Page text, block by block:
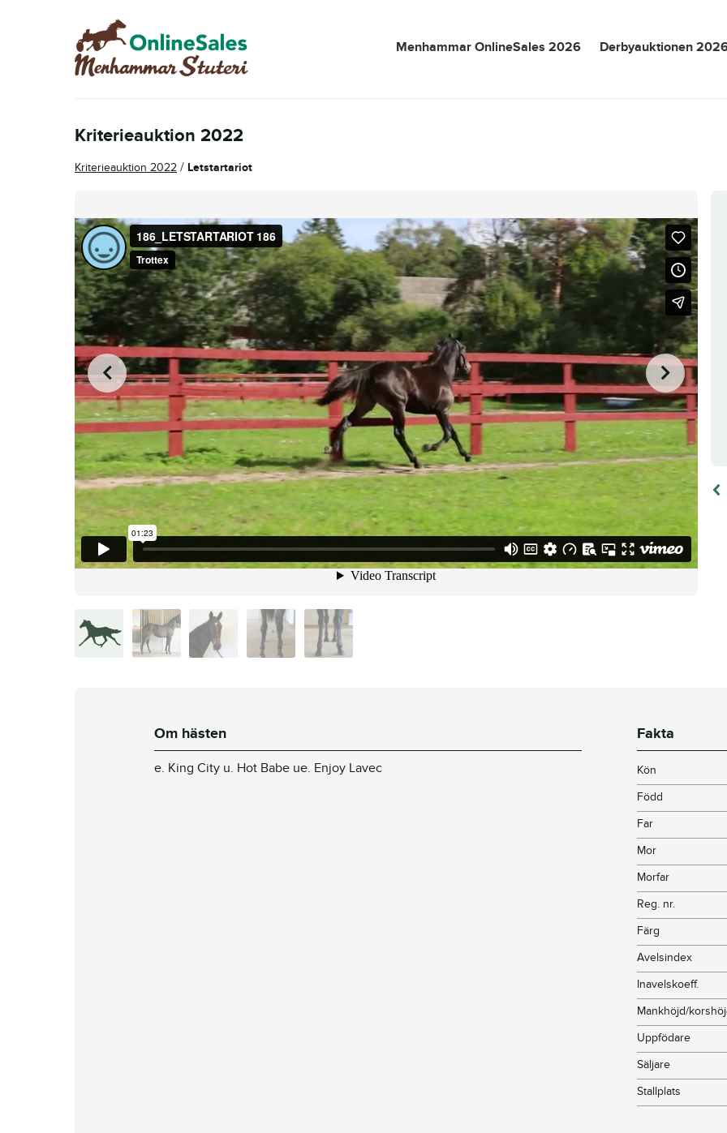
Hoppa
till
navigering
Hoppa
till
innehåll
Menhammar OnlineSales 2026 Derbyauktionen
Kriterieauktion 2022
Kriterieauktion 2022 / Letstartariot
Om hästen
e. King City u. Hot Babe ue. Enjoy Lavec
Fakta
Kön
Född
Far
Mor
Morfar
Reg. nr.
Färg
Avelsindex
Inavelskoeff.
Mankhöjd/
Uppfödare
Säljare
Stallplats